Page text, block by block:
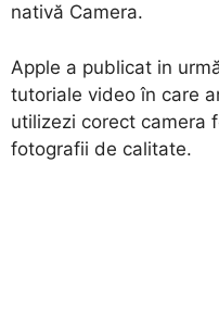
nativă Camera.
Apple a publicat in
tutoriale video în care
utilizezi corect camera
fotografii de calitate.